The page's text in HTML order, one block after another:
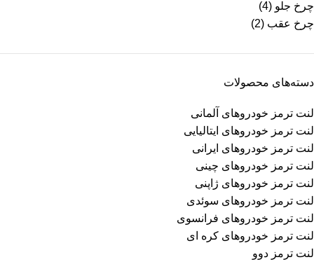
چرخ جلو (4)
چرخ عقب (2)
دسته‌های محصولات
لنت ترمز خودروهای آلمانی
لنت ترمز خودروهای ایتالیایی
لنت ترمز خودروهای ایرانی
لنت ترمز خودروهای چینی
لنت ترمز خودروهای ژاپنی
لنت ترمز خودروهای سوئدی
لنت ترمز خودروهای فرانسوی
لنت ترمز خودروهای کره ای
لنت ترمز دوو